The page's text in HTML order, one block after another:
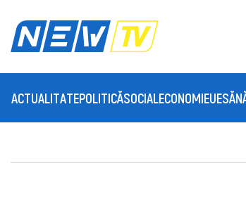
ACTUALITATEPOLITICĂSOCIAL ECONOMIEUE